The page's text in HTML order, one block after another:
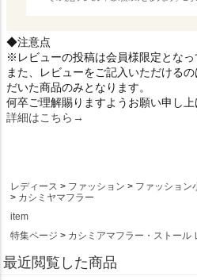
◆注意点
※レビューの投稿は会員様限定となっ
また、レビューをご記入いただける
だいた商品のみとなります。
何卒ご理解賜りますようお願い申し上
詳細はこちら→
レディース ファッション ファッション
カシミヤマフラー
item
特集ページ
カシミアマフラー・ストール
最近閲覧した商品